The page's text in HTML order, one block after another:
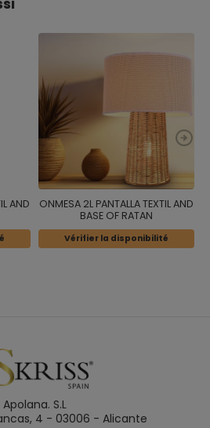
AND
ONMESA 2L PANTALLA TEXTIL AND
BASE OF RATAN
Vérifier la disponibilité
Apolana. S.L
4 - 03006 - Alicante